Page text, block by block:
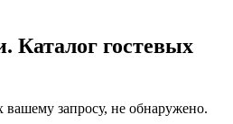
Каталог гостевых
вашему запросу, не обнаружено.